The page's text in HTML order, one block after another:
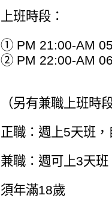
上班時段：
① PM 21:00-AM
② PM 22:00-AM
（另有兼職上班時
正職：週上5天班
兼職：週可上3天
須年滿18歲